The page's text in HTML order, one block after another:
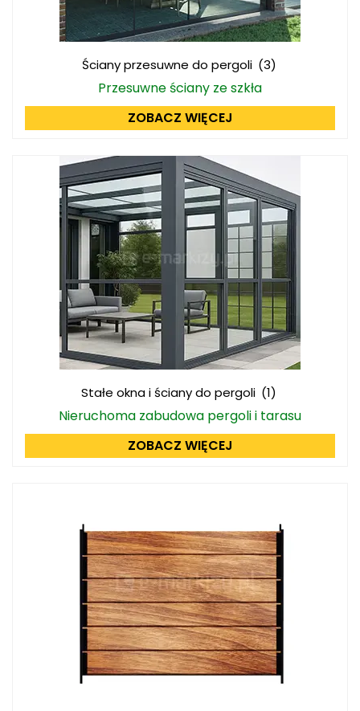
Ściany przesuwne do pergoli (3)
Przesuwne ściany ze szkła
ZOBACZ WIĘCEJ
Stałe okna i ściany do pergoli (1)
Nieruchoma zabudowa pergoli i tarasu
ZOBACZ WIĘCEJ